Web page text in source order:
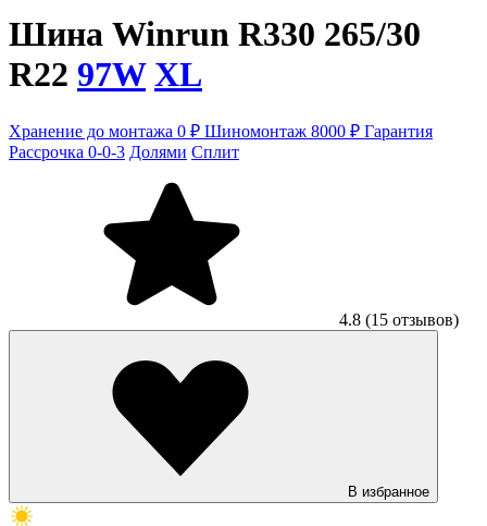
Шина Winrun R330 265/30
R22 97W XL
Хранение до монтажа 0 ₽ Шиномонтаж 8000 ₽ Гарантия
Рассрочка 0-0-3 Долями Сплит
4.8 (15 отзывов)
В избранное